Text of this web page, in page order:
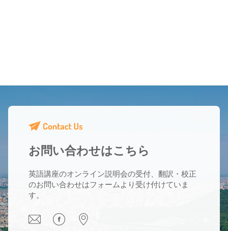
お問い合わせはこちら
英語講座のオンライン説明会の受付、翻訳・校正
のお問い合わせはフォームより受け付けていま
す。